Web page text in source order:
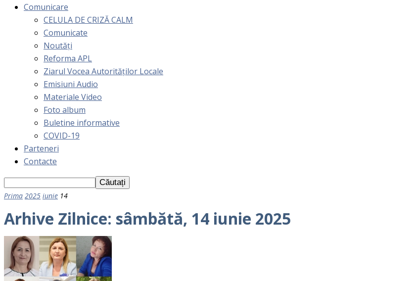
Comunicare
CELULA DE CRIZĂ CALM
Comunicate
Noutăți
Reforma APL
Ziarul Vocea Autorităților Locale
Emisiuni Audio
Materiale Video
Foto album
Buletine informative
COVID-19
Parteneri
Contacte
Prima 2025 iunie 14
Arhive Zilnice: sâmbătă, 14 iunie 2025